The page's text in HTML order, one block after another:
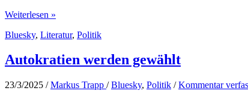
Die
Herausforderung
Weiterlesen »
Bluesky, Literatur, Politik
Autokratien werden gewählt
23/3/2025 /Markus Trapp /Bluesky, Politik /Kommentar